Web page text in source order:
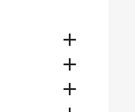


